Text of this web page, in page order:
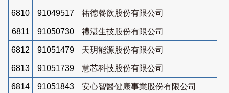
6810 91049517 祐德餐飲股份有限公司
6811 91050730 禮湛生技股份有限公司
6812 91051479 天玥能源股份有限公司
6813 91051739 慧芯科技股份有限公司
6814 91051843 安心智醫健康事業股份有限公司